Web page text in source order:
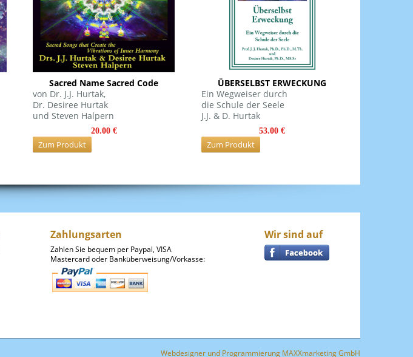
Sacred Name Sacred Code
von Dr. J.J. Hurtak,
Dr. Desiree Hurtak
und Steven Halpern
20.00 €
Zum Produkt
ÜBERSELBST ERWECKUNG
Ein Wegweiser durch
die Schule der Seele
J.J. & D. Hurtak
53.00 €
Zum Produkt
Zahlungsarten
Zahlen Sie bequem per Paypal, VISA
Mastercard oder Banküberweisung/Vorkasse:
Wir sind auf
Webdesigner und Programmierung MAXXmarketing GmbH